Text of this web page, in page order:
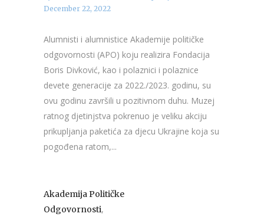
December 22, 2022
Alumnisti i alumnistice Akademije političke
odgovornosti (APO) koju realizira Fondacija
Boris Divković, kao i polaznici i polaznice
devete generacije za 2022./2023. godinu, su
ovu godinu završili u pozitivnom duhu. Muzej
ratnog djetinjstva pokrenuo je veliku akciju
prikupljanja paketića za djecu Ukrajine koja su
pogođena ratom,...
Akademija Političke
Odgovornosti,